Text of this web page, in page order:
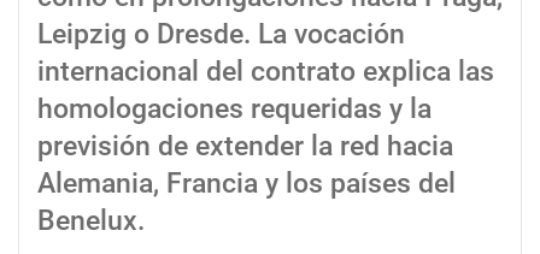
Leipzig o Dresde. La vocación
internacional del contrato explica las
homologaciones requeridas y la
previsión de extender la red hacia
Alemania, Francia y los países del
Benelux.